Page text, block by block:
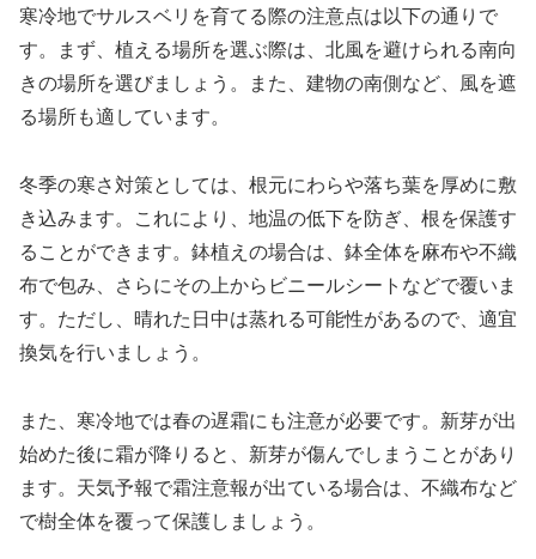
寒冷地でサルスベリを育てる際の注意点は以下の通りで
す。まず、植える場所を選ぶ際は、北風を避けられる南向
きの場所を選びましょう。また、建物の南側など、風を遮
る場所も適しています。
冬季の寒さ対策としては、根元にわらや落ち葉を厚めに敷
き込みます。これにより、地温の低下を防ぎ、根を保護す
ることができます。鉢植えの場合は、鉢全体を麻布や不織
布で包み、さらにその上からビニールシートなどで覆いま
す。ただし、晴れた日中は蒸れる可能性があるので、適宜
換気を行いましょう。
また、寒冷地では春の遅霜にも注意が必要です。新芽が出
始めた後に霜が降りると、新芽が傷んでしまうことがあり
ます。天気予報で霜注意報が出ている場合は、不織布など
で樹全体を覆って保護しましょう。